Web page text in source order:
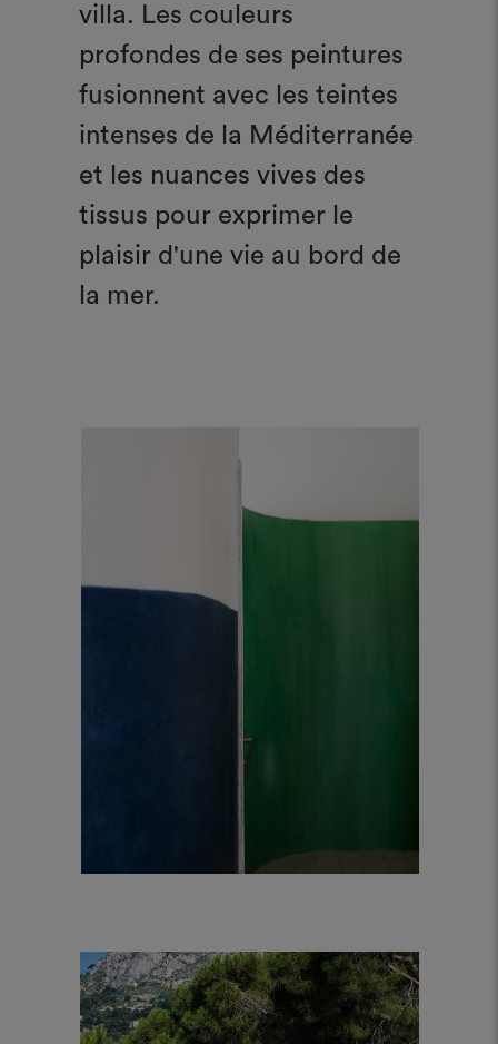
villa. Les couleurs
profondes de ses peintures
fusionnent avec les teintes
intenses de la Méditerranée
et les nuances vives des
tissus pour exprimer le
plaisir d'une vie au bord de
la mer.